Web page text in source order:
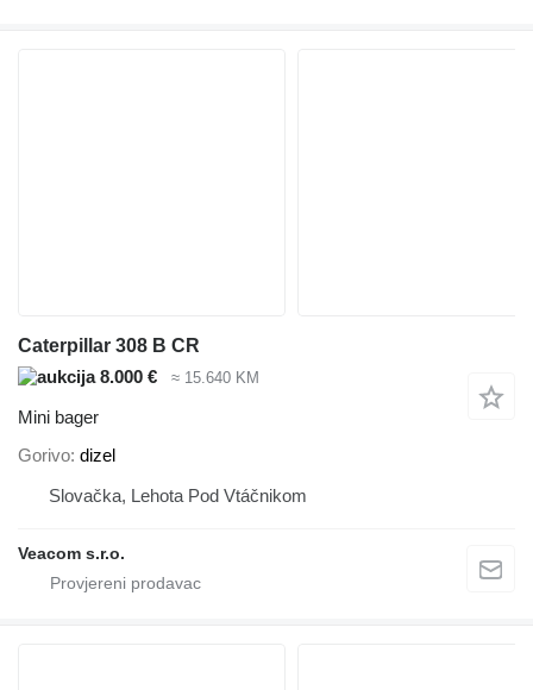
Caterpillar 308 B CR
8.000 €
≈ 15.640 KM
Mini bager
Gorivo dizel
Slovačka, Lehota Pod Vtáčnikom
Veacom s.r.o.